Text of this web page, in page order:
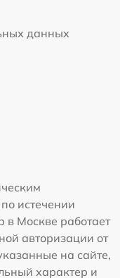
данных
истечении
в Москве работает
авторизации от
на сайте,
характер и